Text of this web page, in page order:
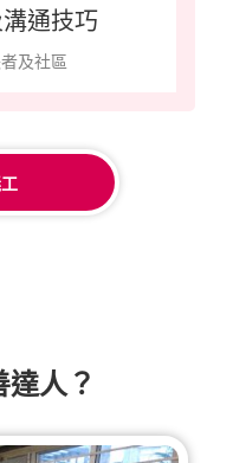
通技巧
及社區
人？